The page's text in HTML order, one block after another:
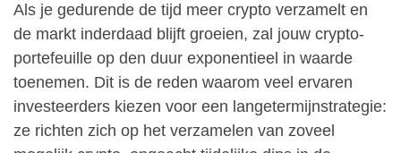
Als je gedurende de tijd meer crypto verzamelt en
de markt inderdaad blijft groeien, zal jouw crypto-
portefeuille op den duur exponentieel in waarde
toenemen. Dit is de reden waarom veel ervaren
investeerders kiezen voor een langetermijnstrategie:
ze richten zich op het verzamelen van zoveel